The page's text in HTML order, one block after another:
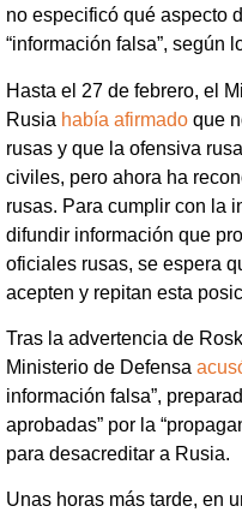
no especificó qué aspecto
“información falsa”, según
Hasta el 27 de febrero, el
Rusia había afirmado que
rusas y que la ofensiva
civiles, pero ahora ha
rusas. Para cumplir con la
difundir información que
oficiales rusas, se espera
acepten y repitan esta
Tras la advertencia de
Ministerio de Defensa
información falsa”,
aprobadas” por la
para desacreditar a Rusia.
Unas horas más tarde, en